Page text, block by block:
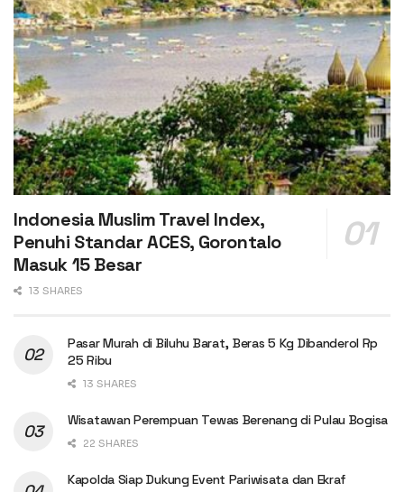
Indonesia Muslim Travel Index,
Penuhi Standar ACES, Gorontalo
Masuk 15 Besar
13 SHARES
Pasar Murah di Biluhu Barat, Beras 5 Kg Dibanderol Rp
25 Ribu
13 SHARES
Wisatawan Perempuan Tewas Berenang di Pulau Bogisa
22 SHARES
Kapolda Siap Dukung Event Pariwisata dan Ekraf